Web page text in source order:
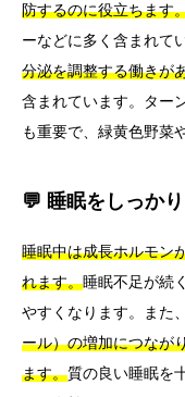
防するのに役立ちます
ーなどに多く含まれて
分泌を調整する働きが
含まれています。ター
も重要で、緑黄色野菜
💬 睡眠をしっか
睡眠中は成長ホルモン
れます。睡眠不足が続
やすくなります。また、
ール）の増加につなが
ます。質の良い睡眠を